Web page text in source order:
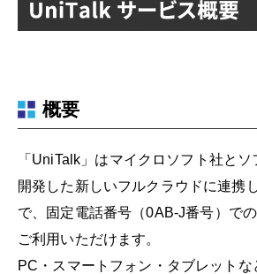
概要
「UniTalk」はマイクロソフト社と
開発した新しいフルクラウドに連携
で、固定電話番号（0AB-J番号）で
ご利用いただけます。
PC・スマートフォン・タブレットな